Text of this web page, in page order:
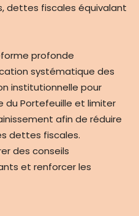
dettes fiscales équivalant
profonde
systématique des
institutionnelle pour
du Portefeuille et limiter
afin de réduire
dettes fiscales.
des conseils
et renforcer les